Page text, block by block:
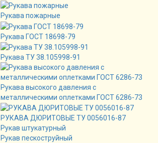
Рукава пожарные
Рукава ГОСТ 18698-79
Рукава ТУ 38.105998-91
Рукава высокого давления с
металлическими оплетками ГОСТ 6286-73
РУКАВА ДЮРИТОВЫЕ ТУ 0056016-87
Рукав штукатурный
Рукав пескоструйный